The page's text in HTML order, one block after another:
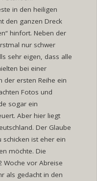
in den heiligen
den ganzen Dreck
hinfort. Neben der
nur schwer
sehr eigen, dass alle
bei einer
der ersten Reihe ein
Fotos und
sogar ein
Aber hier liegt
Der Glaube
ist eher ein
möchte. Die
Woche vor Abreise
als gedacht in den